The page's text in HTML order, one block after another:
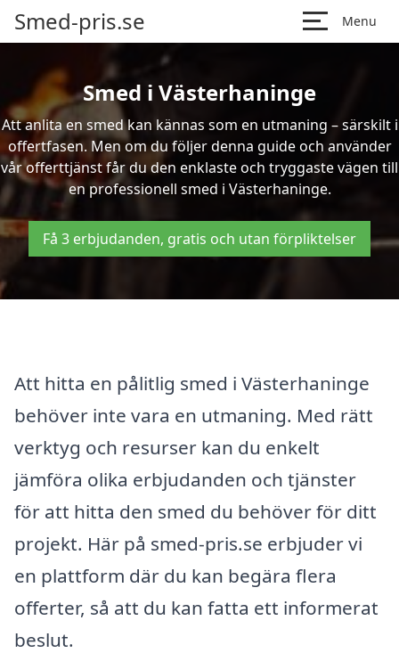
Smed-pris.se Menu
Smed i Västerhaninge
Att anlita en smed kan kännas som en utmaning – särskilt i
offertfasen. Men om du följer denna guide och använder
vår offerttjänst får du den enklaste och tryggaste vägen till
en professionell smed i Västerhaninge.
Få 3 erbjudanden, gratis och utan förpliktelser
Att hitta en pålitlig smed i Västerhaninge
behöver inte vara en utmaning. Med rätt
verktyg och resurser kan du enkelt
jämföra olika erbjudanden och tjänster
för att hitta den smed du behöver för ditt
projekt. Här på smed-pris.se erbjuder vi
en plattform där du kan begära flera
offerter, så att du kan fatta ett informerat
beslut.